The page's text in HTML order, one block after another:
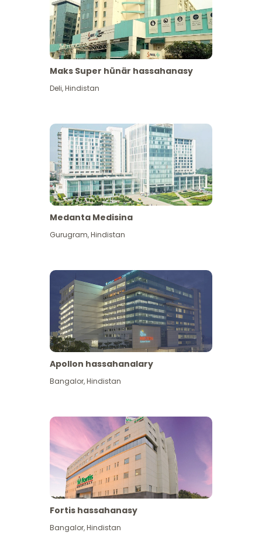
Has giňişleýin gör
Maks Super hünär hassahanasy
Deli,Hindistan
Medanta Medisina
Gurugram,Hindistan
Apollon hassahanalary
Bangalor,Hindistan
Fortis hassahanasy
Bangalor,Hindistan